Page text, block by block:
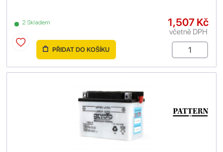
2 Skladem 1,507 Kč
včetně DPH
PŘIDAT DO KOŠÍKU